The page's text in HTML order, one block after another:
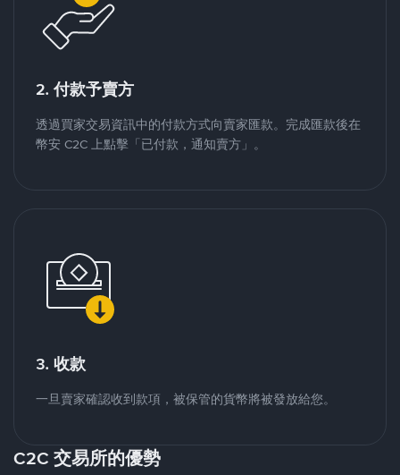
2. 付款予賣方
透過買家交易資訊中的付款方式向賣家匯款。完成匯款後在
幣安 C2C 上點擊「已付款，通知賣方」。
3. 收款
一旦賣家確認收到款項，被保管的貨幣將被發放給您。
C2C 交易所的優勢